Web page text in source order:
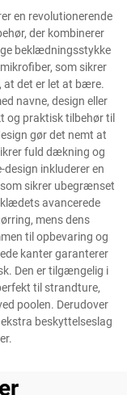
en revolutionerende
der kombinerer
beklædningsstykke
som sikrer
det er let at bære.
navne, design eller
og praktisk tilbehør til
gør det nemt at
fuld dækning og
design inkluderer en
sikrer ubegrænset
avancerede
mens dens
til opbevaring og
kanter garanterer
Den er tilgængelig i
til strandture,
poolen. Derudover
beskyttelseslag